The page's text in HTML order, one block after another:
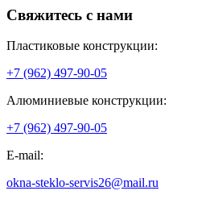
Свяжитесь с нами
Пластиковые конструкции:
+7 (962) 497-90-05
Алюминиевые конструкции:
+7 (962) 497-90-05
E-mail:
okna-steklo-servis26@mail.ru